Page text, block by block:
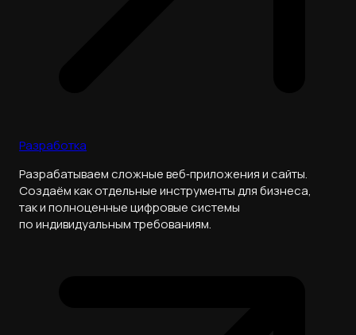
Разработка
Разрабатываем сложные веб‑приложения и сайты.
Создаём как отдельные инструменты для бизнеса,
так и полноценные цифровые системы
по индивидуальным требованиям.